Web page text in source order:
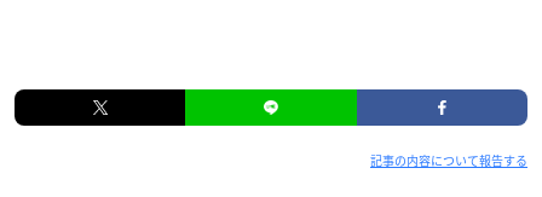
記事の内容について報告する